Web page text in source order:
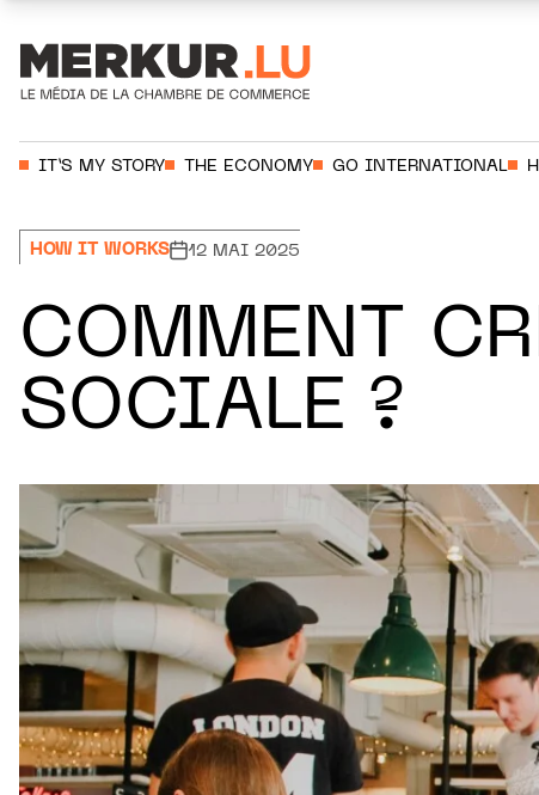
IT’S MY STORY THE ECONOMY GO INTERNATIONAL
HOW IT WORKS 12 MAI 2025
COMMENT
SOCIALE ?